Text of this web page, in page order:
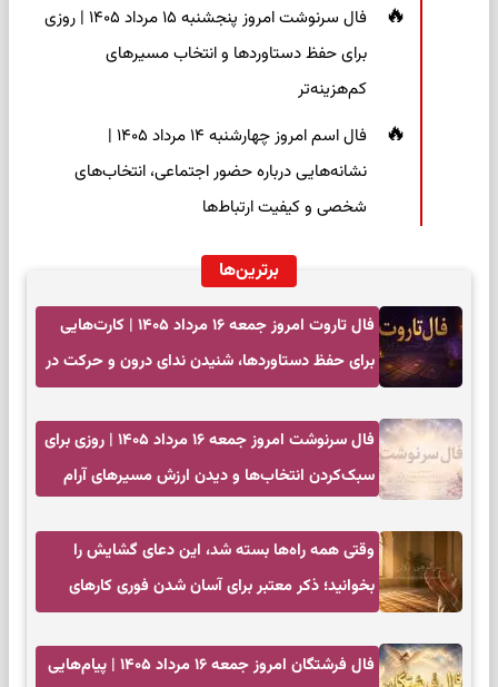
فال سرنوشت امروز پنجشنبه ۱۵ مرداد ۱۴۰۵ | روزی
برای حفظ دستاوردها و انتخاب مسیرهای
کم‌هزینه‌تر
فال اسم امروز چهارشنبه ۱۴ مرداد ۱۴۰۵ |
نشانه‌هایی درباره حضور اجتماعی، انتخاب‌های
شخصی و کیفیت ارتباط‌ها
برترین‌ها
فال تاروت امروز جمعه ۱۶ مرداد ۱۴۰۵ | کارت‌هایی
برای حفظ دستاوردها، شنیدن ندای درون و حرکت در
فال سرنوشت امروز جمعه ۱۶ مرداد ۱۴۰۵ | روزی برای
سبک‌کردن انتخاب‌ها و دیدن ارزش مسیرهای آرام
وقتی همه راه‌ها بسته شد، این دعای گشایش را
بخوانید؛ ذکر معتبر برای آسان شدن فوری کارهای
فال فرشتگان امروز جمعه ۱۶ مرداد ۱۴۰۵ | پیام‌هایی